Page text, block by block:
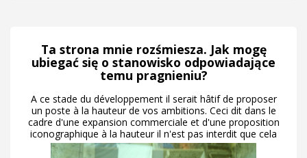
Ta strona mnie rozśmiesza. Jak mogę
ubiegać się o stanowisko odpowiadające
temu pragnieniu?
A ce stade du développement il serait hâtif de proposer
un poste à la hauteur de vos ambitions. Ceci dit dans le
cadre d'une expansion commerciale et d'une proposition
iconographique à la hauteur il n'est pas interdit que cela